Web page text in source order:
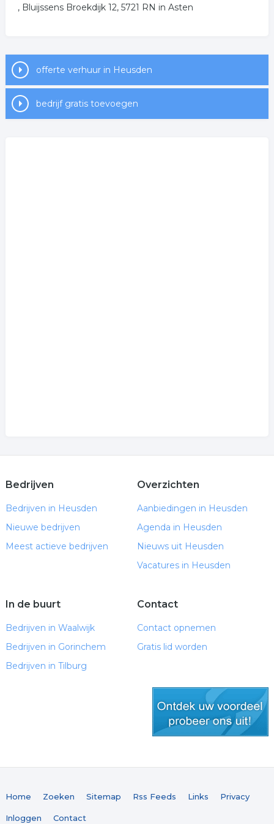
, Bluijssens Broekdijk 12, 5721 RN in Asten
offerte verhuur in Heusden
bedrijf gratis toevoegen
Bedrijven
Bedrijven in Heusden
Nieuwe bedrijven
Meest actieve bedrijven
Overzichten
Aanbiedingen in Heusden
Agenda in Heusden
Nieuws uit Heusden
Vacatures in Heusden
In de buurt
Bedrijven in Waalwijk
Bedrijven in Gorinchem
Bedrijven in Tilburg
Contact
Contact opnemen
Gratis lid worden
Home Zoeken Sitemap Rss Feeds Links Privacy
Inloggen Contact